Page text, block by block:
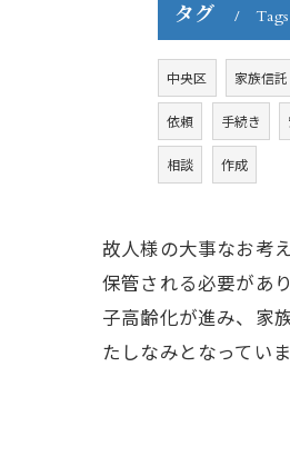
タグ Tags
中央区 家族信託
依頼 手続き
相談 作成
故人様の大事なお考
保管される必要があ
子高齢化が進み、家
たしなみとなってい